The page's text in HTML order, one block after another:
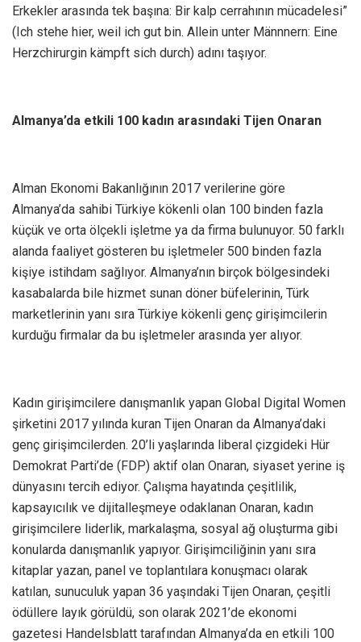
Erkekler arasında tek başına: Bir kalp cerrahının mücadelesi”
(Ich stehe hier, weil ich gut bin. Allein unter Männnern: Eine
Herzchirurgin kämpft sich durch) adını taşıyor.
Almanya’da etkili 100 kadın arasındaki Tijen Onaran
Alman Ekonomi Bakanlığının 2017 verilerine göre
Almanya’da sahibi Türkiye kökenli olan 100 binden fazla
küçük ve orta ölçekli işletme ya da firma bulunuyor. 50 farklı
alanda faaliyet gösteren bu işletmeler 500 binden fazla
kişiye istihdam sağlıyor. Almanya’nın birçok bölgesindeki
kasabalarda bile hizmet sunan döner büfelerinin, Türk
marketlerinin yanı sıra Türkiye kökenli genç girişimcilerin
kurduğu firmalar da bu işletmeler arasında yer alıyor.
Kadın girişimcilere danışmanlık yapan Global Digital Women
şirketini 2017 yılında kuran Tijen Onaran da Almanya’daki
genç girişimcilerden. 20’li yaşlarında liberal çizgideki Hür
Demokrat Parti’de (FDP) aktif olan Onaran, siyaset yerine iş
dünyasını tercih ediyor. Çalışma hayatında çeşitlilik,
kapsayıcılık ve dijitalleşmeye odaklanan Onaran, kadın
girişimcilere liderlik, markalaşma, sosyal ağ oluşturma gibi
konularda danışmanlık yapıyor. Girişimciliğinin yanı sıra
kitaplar yazan, panel ve toplantılara konuşmacı olarak
katılan, sunuculuk yapan 36 yaşındaki Tijen Onaran, çeşitli
ödüllere layık görüldü, son olarak 2021’de ekonomi
gazetesi Handelsblatt tarafından Almanya’da en etkili 100